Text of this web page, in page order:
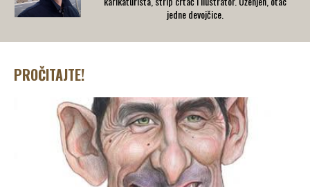
jedne devojčice.
PROČITAJTE!